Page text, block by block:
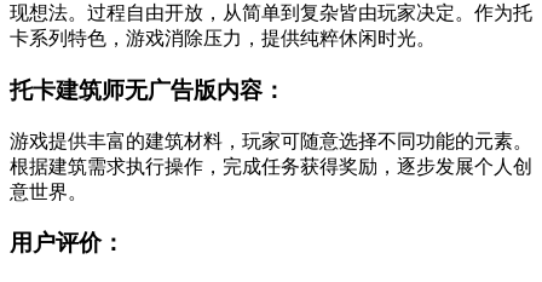
现想法。过程自由开放，从简单到复杂皆由玩家决定。作为托
卡系列特色，游戏消除压力，提供纯粹休闲时光。
托卡建筑师无广告版内容：
游戏提供丰富的建筑材料，玩家可随意选择不同功能的元素。
根据建筑需求执行操作，完成任务获得奖励，逐步发展个人创
意世界。
用户评价：